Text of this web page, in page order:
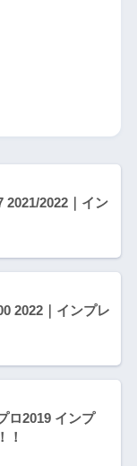
2021/2022｜イン
2022｜インプレ
ロ2019 インプ
！